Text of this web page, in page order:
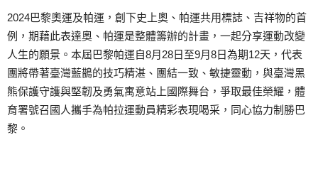
2024巴黎奧運及帕運，創下史上奧、帕運共用標誌、吉祥物的首
例，期藉此表達奧、帕運是整體籌辦的計畫，一起分享運動改變
人生的願景。本屆巴黎帕運自8月28日至9月8日為期12天，代表
團將帶著臺灣藍鵲的技巧精湛、團結一致、敏捷靈動，與臺灣黑
熊保護守護與堅韌及勇氣寓意站上國際舞台，爭取最佳榮耀，體
育署號召國人攜手為帕拉運動員精彩表現喝采，同心協力制勝巴
黎。